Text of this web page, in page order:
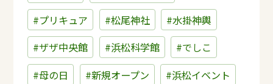
#プリキュア
#松尾神社
#水掛神輿
#ザザ中央館
#浜松科学館
#でしこ
#母の日
#新規オープン
#浜松イベント